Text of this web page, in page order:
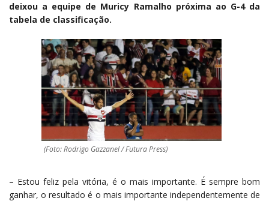
deixou a equipe de Muricy Ramalho próxima ao G-4 da
tabela de classificação.
(Foto: Rodrigo Gazzanel / Futura Press)
– Estou feliz pela vitória, é o mais importante. É sempre bom
ganhar, o resultado é o mais importante independentemente de